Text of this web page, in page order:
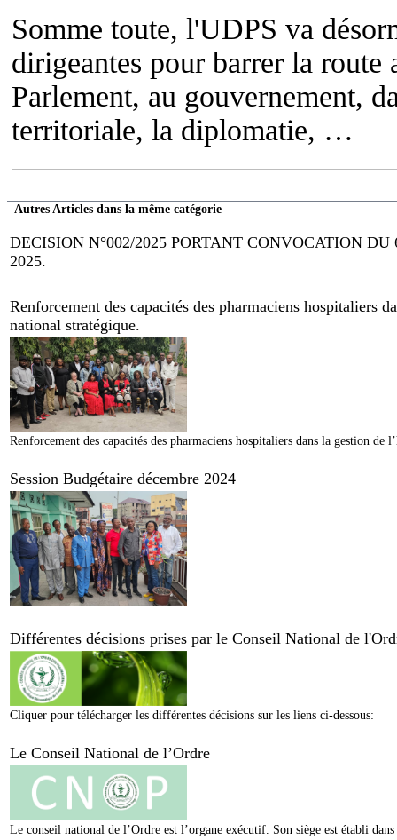
Somme toute, l'UDPS va
dirigeantes pour barrer la route
Parlement, au gouvernement,
territoriale, la diplomatie, …
Autres Articles dans la même catégorie
DECISION N°002/2025 PORTANT CONVOCATION
2025.
Renforcement des capacités des pharmaciens hospitaliers
national stratégique.
Renforcement des capacités des pharmaciens hospitaliers dans la gestion
Session Budgétaire décembre 2024
Différentes décisions prises par le Conseil National de
Cliquer pour télécharger les différentes décisions sur les liens ci-dessous:
Le Conseil National de l’Ordre
Le conseil national de l’Ordre est l’organe exécutif. Son siège est établi